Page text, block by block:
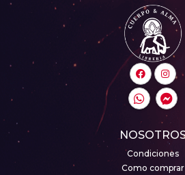
Condiciones
Como comprar